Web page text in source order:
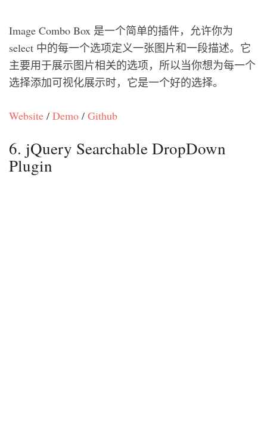
Image Combo Box 是一个简单的插件，允许你为
select 中的每一个选项定义一张图片和一段描述。它
主要用于展示图片相关的选项，所以当你想为每一个
选择添加可视化展示时，它是一个好的选择。
Website / Demo / Github
6. jQuery Searchable DropDown
Plugin